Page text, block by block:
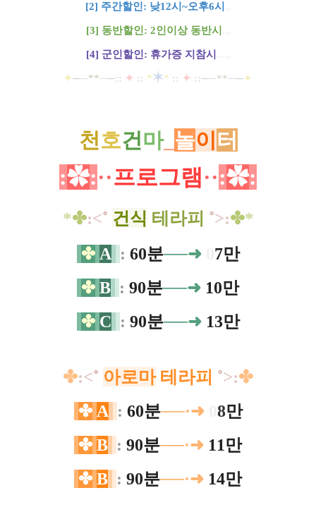
[2] 주간할인: 낮12시~오후6시
[3] 동반할인: 2인이상 동반시
[4] 군인할인: 휴가증 지참시
✦──**──:: ✦ :: *✶* :: ✦ ::──**──✦
천호건마_ 놀이 터
:✿:··프로그램··:✿:
*✤:<˚ 건식 테라피 ˚>:✤*
✤ A : 60분──➜
7만
✤ B : 90분──➜ 10만
✤ C : 90분──➜13만
✤:<˚ 아로마테라피 ˚>:✤
✤ A : 60분──·➜ 8만
✤ B : 90분──·➜ 11만
✤ B : 90분──·➜ 14만